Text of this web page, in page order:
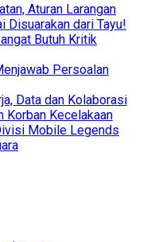
Aturan Larangan
Disuarakan dari Tayu!
Butuh Kritik
Persoalan
Data dan Kolaborasi
Korban Kecelakaan
Mobile Legends